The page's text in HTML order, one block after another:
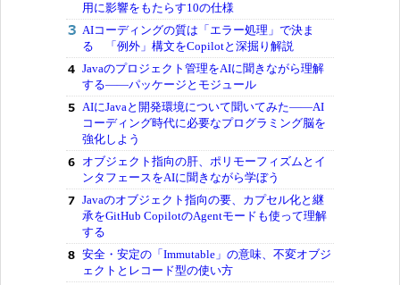
用に影響をもたらす10の仕様
AIコーディングの質は「エラー処理」で決ま
る 「例外」構文をCopilotと深掘り解説
Javaのプロジェクト管理をAIに聞きながら理解
する――パッケージとモジュール
AIにJavaと開発環境について聞いてみた――AI
コーディング時代に必要なプログラミング脳を
強化しよう
オブジェクト指向の肝、ポリモーフィズムとイ
ンタフェースをAIに聞きながら学ぼう
Javaのオブジェクト指向の要、カプセル化と継
承をGitHub CopilotのAgentモードも使って理解
する
安全・安定の「Immutable」の意味、不変オブジ
ェクトとレコード型の使い方